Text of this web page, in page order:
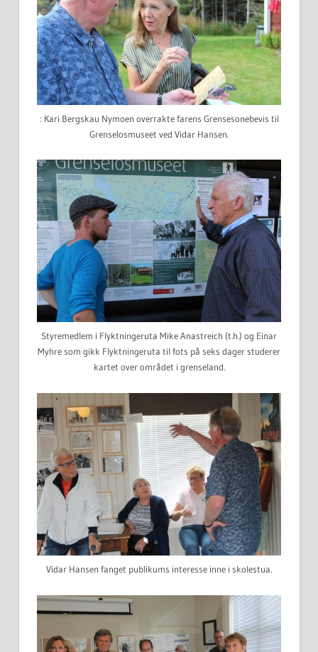
: Kari Bergskau Nymoen overrakte farens Grensesonebevis til
Grenselosmuseet ved Vidar Hansen.
Styremedlem i Flyktningeruta Mike Anastreich (t.h.) og Einar
Myhre som gikk Flyktningeruta til fots på seks dager studerer
kartet over området i grenseland.
Vidar Hansen fanget publikums interesse inne i skolestua.